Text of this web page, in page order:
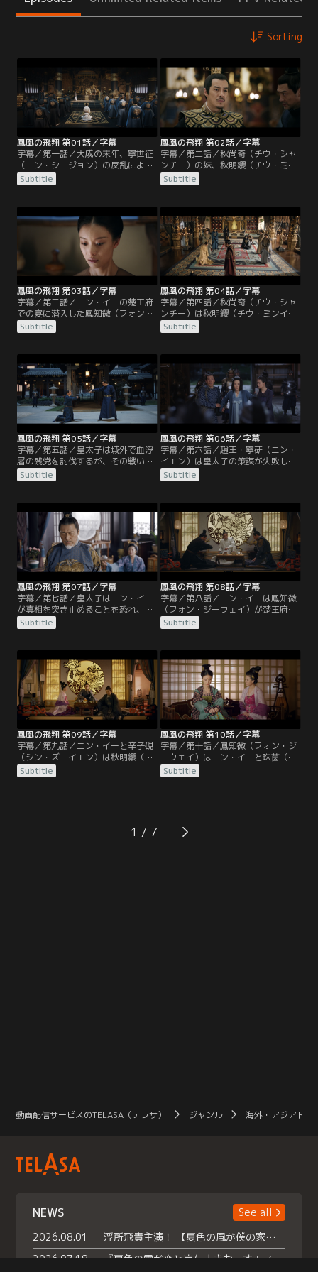
Sorting
鳳凰の飛翔 第01話／字幕
字幕／第一話／大成の末年、寧世征
（ニン・シージョン）の反乱により
大成王朝は滅びた。大成皇室を守る
秘密の親衛隊「血浮屠」は、生まれ
た。寧世征は長子の寧川（ニン・チ
ュアン）と六子のニン・イーに追捕
を命じたが、功を焦った寧川の行動
により、血浮屠の首領・顧衡（グ
ー・ホン）は九皇子を抱いて崖から
飛び降りて死亡してしまう。
Subtitle
鳳凰の飛翔 第02話／字幕
字幕／第二話／秋尚奇（チウ・シャ
ンチー）の妹、秋明纓（チウ・ミン
イン）は顧衡（グー・ホン）の未亡
人であり、大成滅亡後、2人の子
と鳳皓（フォン・ハオ）と共に秋尚
奇のもとに身を寄せた。賜婚で皇太
子の機嫌を損ねないよう、秋尚奇は
皇太子の舅、常海（チャン・ハイ）
を会食に招く。
Subtitle
鳳凰の飛翔 第03話／字幕
字幕／第三話／ニン・イーの楚王府
での宴に潜入した鳳知微（フォン・
ジーウェイ）は、ニン・イーに会う
が湖の亭に閉じ込められる。宴会で
を望むと答える。宴会後、ニン・イ
ーは鳳知微に正体を明かし、彼女の
目的が婚約の取り消しであることを
見抜く。
Subtitle
鳳凰の飛翔 第04話／字幕
字幕／第四話／秋尚奇（チウ・シャ
ンチー）は秋明纓（チウ・ミンイ
ン）の脅迫により、秋玉落（チウ・
ユールオ）をニン・イーに嫁がせる
健康を気遣い、ニン・イーはそれを
機に婚約の取り消しを求める。天盛
帝は血浮屠の残党について知り、皇
子たちと大臣を叱責し、顧衍（グ
ー・イエン）に罪を問おうとする。
Subtitle
鳳凰の飛翔 第05話／字幕
字幕／第五話／皇太子は城外で血浮
屠の残党を討伐するが、その戦いで
顧衍（グー・イエン）は重傷を負っ
てしまう。血浮屠と大成の遺児の噂
ズーイエン）は討伐に不審な点があ
るとニン・イーに述べる。皇太子は
血浮屠の遺体を皇宮に持ち込み功を
示したが、天盛帝は調査をニン・イ
ーに任せる。
Subtitle
鳳凰の飛翔 第06話／字幕
字幕／第六話／趙王・寧研（ニン・
イエン）は皇太子の策謀が失敗し自
分に影響が及ぶことを恐れ、ある婦
人を毒殺しようとする。顧衍（グ
血浮屠と言われる遺体が無実の雑役
たちであることを知り激怒する。ニ
ン・イーと辛子硯（シン・ズーイエ
ン）は皇太子が血浮屠の残党を手元
に置いていると推測する。
Subtitle
鳳凰の飛翔 第07話／字幕
字幕／第七話／皇太子はニン・イー
が真相を突き止めることを恐れ、秋
明纓（チウ・ミンイン）が夫を裏切
った顧衍（グー・イエン）に復讐す
明纓は鳳知微（フォン・ジーウェ
イ）と鳳皓（フォン・ハオ）を連れ
て逃れようとしたが結局囚われてし
まう。
Subtitle
鳳凰の飛翔 第08話／字幕
字幕／第八話／ニン・イーは鳳知微
（フォン・ジーウェイ）が楚王府を
離れたことに気づき、彼女を探すこ
とに。金羽衛を訪れた鳳知微は顧衍
明纓（チウ・ミンイン）とその子供
たちを救うよう懇願し、救えたなら
ば忠誠を誓うと宣言する。ニン・イ
ーは秋明纓と鳳皓（フォン・ハオ）
を救出すると鳳知微にも約束。
Subtitle
鳳凰の飛翔 第09話／字幕
字幕／第九話／ニン・イーと辛子硯
（シン・ズーイエン）は秋明纓（チ
ウ・ミンイン）一家を救うため、告
発状を利用し、皇太子に寧研（ニ
を解放する。秋明纓に絶縁された鳳
知微は男装し「魏知（ウェイ・ジ
Subtitle
鳳凰の飛翔 第10話／字幕
字幕／第十話／鳳知微（フォン・ジ
ーウェイ）はニン・イーと珠茵（ジ
ューイン）が2人とも、8年前の巫蠱
事件で家族を失ったことを知る。ニ
ン・ハイ）に不信感を持った皇太子
は、辛子硯（シン・ズーイエン）に
Subtitle
1
動画配信サービスのTELASA（テラサ） ジャンル 海外・アジアドラ
NEWS
See all
2026.08.01
浮所飛貴主演！ 【夏色の風が僕の家にやってきた】 本日よりテラサで独占配信スタート！
2026.07.18
『夏色の雲が恋と嵐をまきおこす』スペシャルメイキング 【Part1】2026年７月18日（土）23時30分～配信スタート！話題のシーンの裏側を大公開！豪華キャスト大集合！ 『武宮家 真夏の家族会議』開催！